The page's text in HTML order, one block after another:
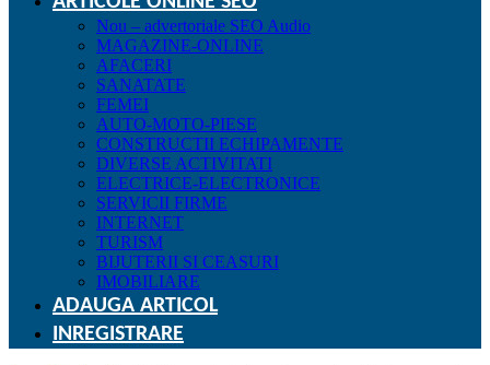
Nou – advertoriale SEO Audio
MAGAZINE-ONLINE
AFACERI
SANATATE
FEMEI
AUTO-MOTO-PIESE
CONSTRUCTII ECHIPAMENTE
DIVERSE ACTIVITATI
ELECTRICE-ELECTRONICE
SERVICII FIRME
INTERNET
TURISM
BIJUTERII SI CEASURI
IMOBILIARE
ADAUGA ARTICOL
INREGISTRARE